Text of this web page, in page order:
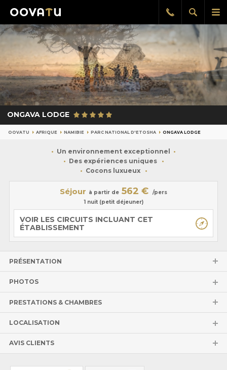
le
Afficher
la
Rappel
gratuit
ONGAVA LODGE
OOVATU AFRIQUE NAMIBIE PARC NATIONAL D'ETOSHA ONGAVA LODGE
Un environnement exceptionnel
Des expériences uniques
Cocons luxueux
Séjour à partir de 562 €
/pers
1 nuit (petit déjeuner)
VOIR LES CIRCUITS INCLUANT CET
ÉTABLISSEMENT
PRÉSENTATION
PHOTOS
PRESTATIONS & CHAMBRES
LOCALISATION
AVIS CLIENTS